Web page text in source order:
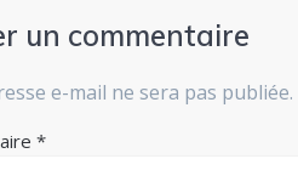
un commentaire
e-mail ne sera pas publiée.
*